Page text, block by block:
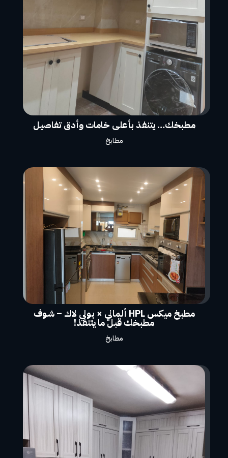
مطبخك… يتنفذ بأعلى خامات وأدق تفاصيل
مطابخ
مطبخ ميكس HPL ألماني × بولي لاك – شوف
مطبخك قبل ما يتنفذ!
مطابخ